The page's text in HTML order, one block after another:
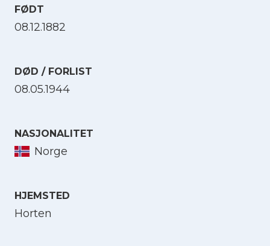
FØDT
08.12.1882
DØD / FORLIST
08.05.1944
NASJONALITET
Norge
HJEMSTED
Horten